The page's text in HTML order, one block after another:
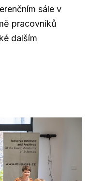
sále v
pracovníků
dalším